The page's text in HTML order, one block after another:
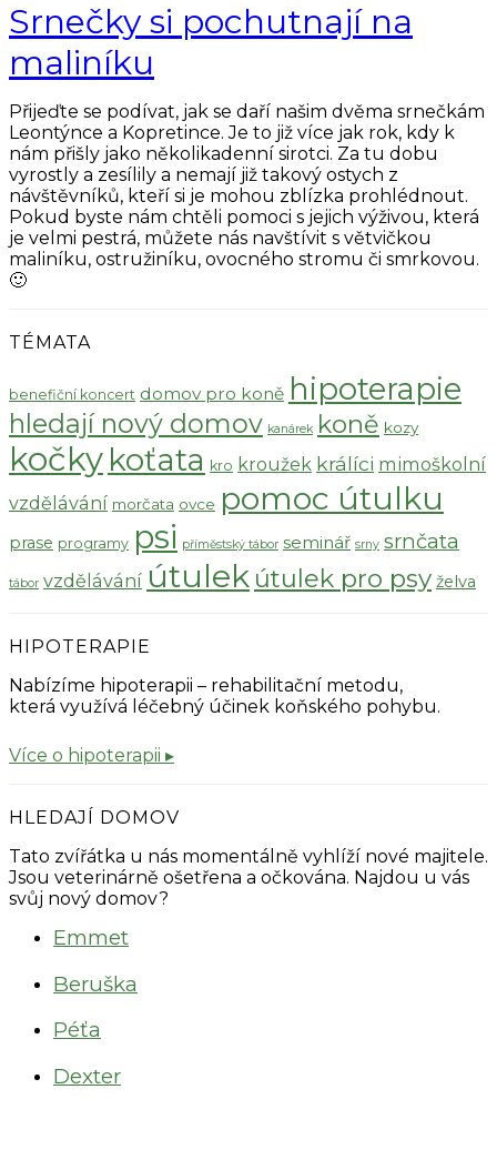
Srnečky si pochutnají na
maliníku
Přijeďte se podívat, jak se daří našim dvěma srnečkám
Leontýnce a Kopretince. Je to již více jak rok, kdy k
nám přišly jako několikadenní sirotci. Za tu dobu
vyrostly a zesílily a nemají již takový ostych z
návštěvníků, kteří si je mohou zblízka prohlédnout.
Pokud byste nám chtěli pomoci s jejich výživou, která
je velmi pestrá, můžete nás navštívit s větvičkou
maliníku, ostružiníku, ovocného stromu či smrkovou.
🙂
TÉMATA
benefiční koncert domov pro koně hipoterapie
hledají nový domov kanárek koně kozy
kočky koťata kro kroužek králíci mimoškolní
vzdělávání morčata ovce pomoc útulku
prase programy psi příměstský tábor seminář srny srnčata
tábor vzdělávání útulek útulek pro psy želva
HIPOTERAPIE
Nabízíme hipoterapii – rehabilitační metodu,
která využívá léčebný účinek koňského pohybu.
Více o hipoterapii ▸
HLEDAJÍ DOMOV
Tato zvířátka u nás momentálně vyhlíží nové majitele.
Jsou veterinárně ošetřena a očkována. Najdou u vás
svůj nový domov?
Emmet
Beruška
Péťa
Dexter